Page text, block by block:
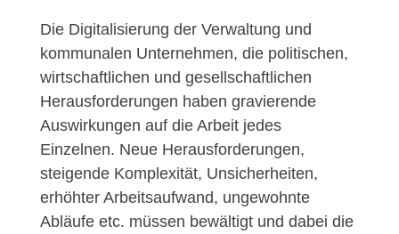
Die Digitalisierung der Verwaltung und
kommunalen Unternehmen, die politischen,
wirtschaftlichen und gesellschaftlichen
Herausforderungen haben gravierende
Auswirkungen auf die Arbeit jedes
Einzelnen. Neue Herausforderungen,
steigende Komplexität, Unsicherheiten,
erhöhter Arbeitsaufwand, ungewohnte
Abläufe etc. müssen bewältigt und dabei die